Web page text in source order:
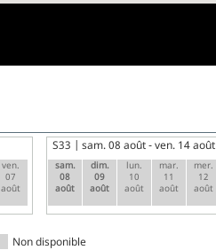
ven.
07
août
S33 sam. 08 août - ven. 14 août
sam.
08
août
dim.
09
août
lun.
10
août
mar.
11
août
mer.
12
août
Non disponible